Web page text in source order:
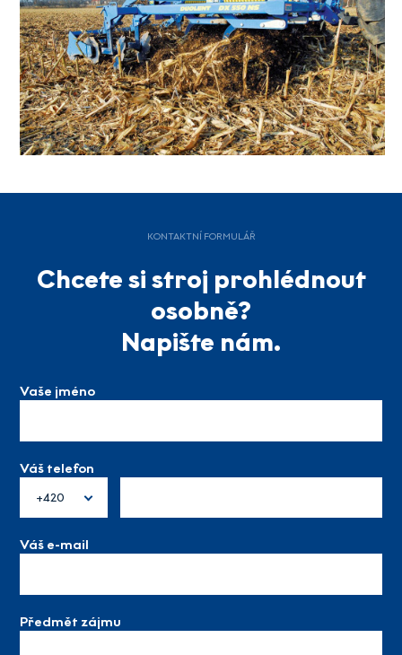
KONTAKTNÍ FORMULÁŘ
Chcete si stroj prohlédnout
osobně?
Napište nám.
Vaše jméno
Váš telefon
+420
Váš e-mail
Předmět zájmu